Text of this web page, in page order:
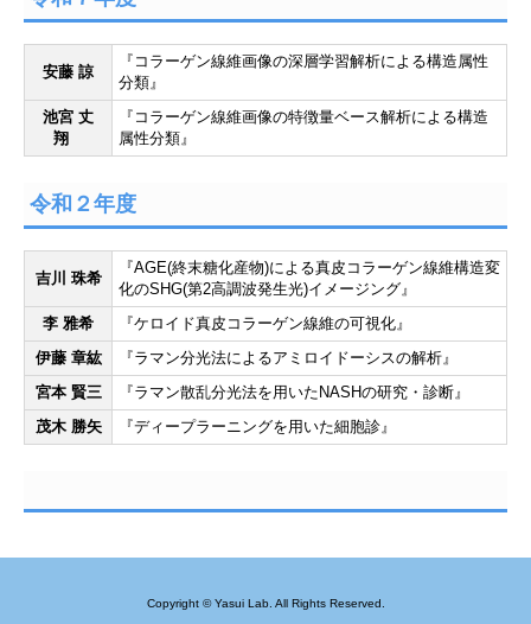
安藤 諒
『コラーゲン線維画像の深層学習解析による構造属性
分類』
池宮 丈
翔
『コラーゲン線維画像の特徴量ベース解析による構造
属性分類』
令和２年度
吉川 珠希
『AGE(終末糖化産物)による真皮コラーゲン線維構造変
化のSHG(第2高調波発生光)イメージング』
李 雅希
『ケロイド真皮コラーゲン線維の可視化』
伊藤 章紘
『ラマン分光法によるアミロイドーシスの解析』
宮本 賢三
『ラマン散乱分光法を用いたNASHの研究・診断』
茂木 勝矢
『ディープラーニングを用いた細胞診』
Copyright © Yasui Lab. All Rights Reserved.